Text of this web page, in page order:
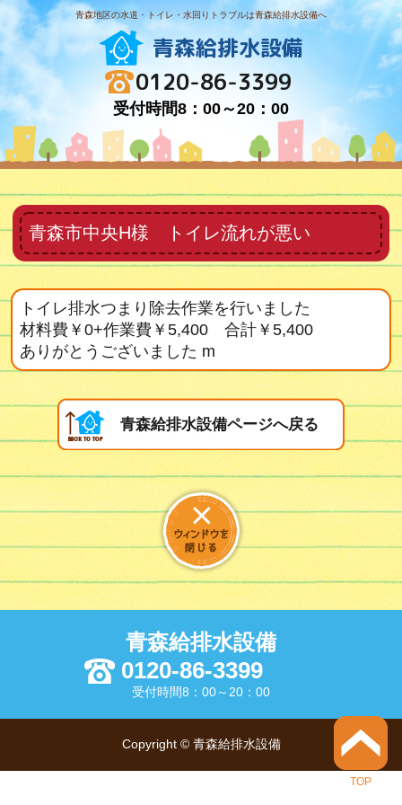
青森地区の水道・トイレ・水回りトラブルは青森給排水設備へ
青森給排水設備
0120-86-3399
受付時間8：00～20：00
TOP
青森市中央H様 トイレ流れが悪い
トイレ排水つまり除去作業を行いました
材料費￥0+作業費￥5,400 合計￥5,400
ありがとうございました m
青森給排水設備ページへ戻る
青森給排水設備
0120-86-3399
受付時間8：00～20：00
Copyright © 青森給排水設備